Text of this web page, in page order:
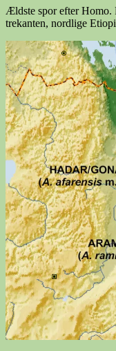
Ældste spor efter Homo.
trekanten, nordlige